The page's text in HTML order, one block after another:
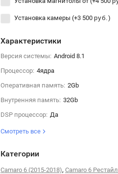
Установка камеры (+3 500 руб. )
Характеристики
Версия системы: Android 8.1
Процессор: 4ядра
Оперативная память: 2Gb
Внутренняя память: 32Gb
DSP процессор: Да
Смотреть все
Категории
Camaro 6 (2015-2018), Camaro 6